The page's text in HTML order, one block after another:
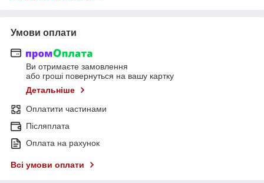
Умови оплати
Ви отримаєте замовлення
або гроші повернуться на вашу картку
Детальніше
Оплатити частинами
Післяплата
Оплата на рахунок
Всі умови оплати